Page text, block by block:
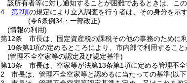
該所有者等に対し通知することが困難であるときは、この
4
第2項の規定により立入調査を行う者は、その身分を示
(令6条例34・一部改正)
(情報の利用)
第12条
市長は、固定資産税の課税その他の事務のために
10条第1項の定めるところにより、市内部で利用すること
(管理不全空家等の認定及び認定基準)
第13条
市長は、空家等が法第13条第1項に定める管理不
2
市長は、管理不全空家等と認めるに当たっての基準(以